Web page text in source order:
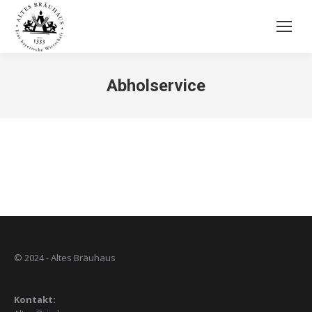
Abholservice
© 2024 - Altes Bräuhaus
Kontakt: